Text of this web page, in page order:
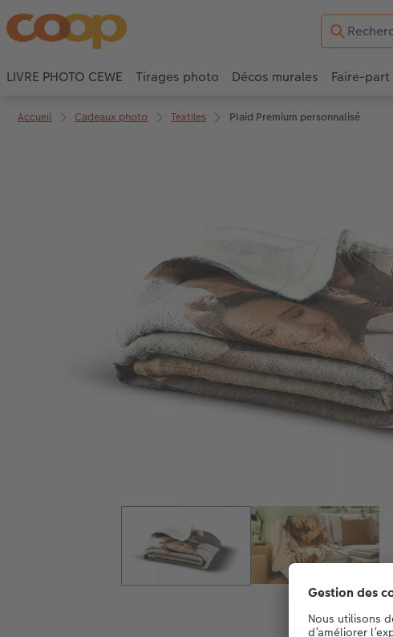
LIVRE PHOTO CEWE Tirages photo Décos murales Faire-part
Accueil Cadeaux photo Textiles Plaid Premium personnalisé